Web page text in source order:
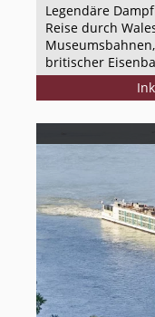
Legendäre
Reise durch
britischer